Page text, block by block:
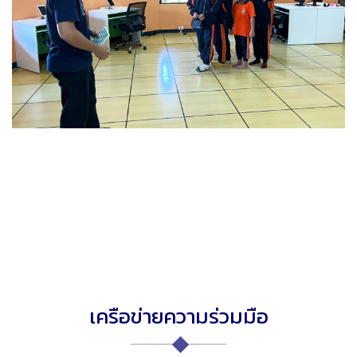
เครือข่ายความร่วมมือ